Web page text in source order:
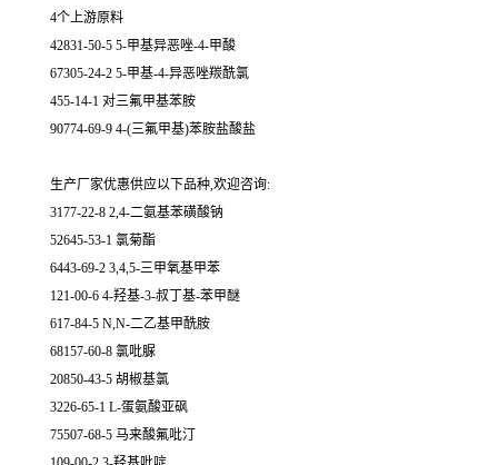
4个上游原料
42831-50-5 5-甲基异恶唑-4-甲酸
67305-24-2 5-甲基-4-异恶唑羰酰氯
455-14-1 对三氟甲基苯胺
90774-69-9 4-(三氟甲基)苯胺盐酸盐
生产厂家优惠供应以下品种,欢迎咨询:
3177-22-8 2,4-二氨基苯磺酸钠
52645-53-1 氯菊酯
6443-69-2 3,4,5-三甲氧基甲苯
121-00-6 4-羟基-3-叔丁基-苯甲醚
617-84-5 N,N-二乙基甲酰胺
68157-60-8 氯吡脲
20850-43-5 胡椒基氯
3226-65-1 L-蛋氨酸亚砜
75507-68-5 马来酸氟吡汀